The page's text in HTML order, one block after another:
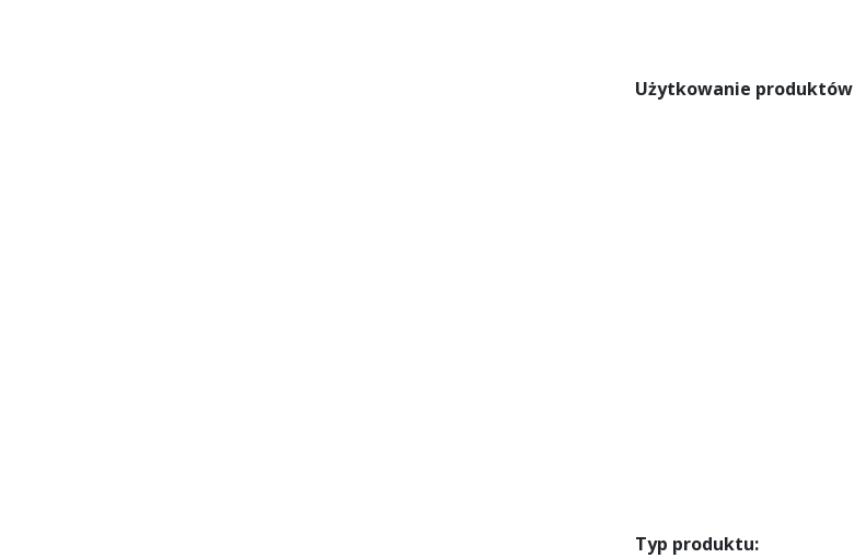
Użytkowanie produktów
Typ produktu: